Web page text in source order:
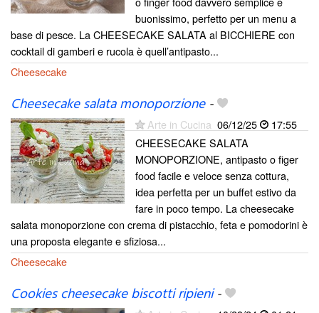
buonissimo, perfetto per un menu a
base di pesce. La CHEESECAKE SALATA al BICCHIERE con
cocktail di gamberi e rucola è quell’antipasto...
Cheesecake
Cheesecake salata monoporzione-
Arte in Cucina 06/12/25
17:55
CHEESECAKE SALATA
MONOPORZIONE, antipasto o figer
food facile e veloce senza cottura,
idea perfetta per un buffet estivo da
fare in poco tempo. La cheesecake
salata monoporzione con crema di pistacchio, feta e pomodorini è
una proposta elegante e sfiziosa...
Cheesecake
Cookies cheesecake biscotti ripieni-